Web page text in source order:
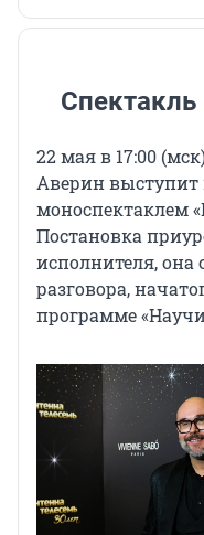
22 мая в 17:00
Аверин выступит
моноспектаклем
Постановка
исполнителя, она
разговора,
программе